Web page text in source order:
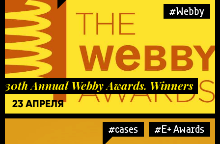
#Webby
30th Annual Webby Awards. Winners
23 АПРЕЛЯ
#cases #E+ Awards